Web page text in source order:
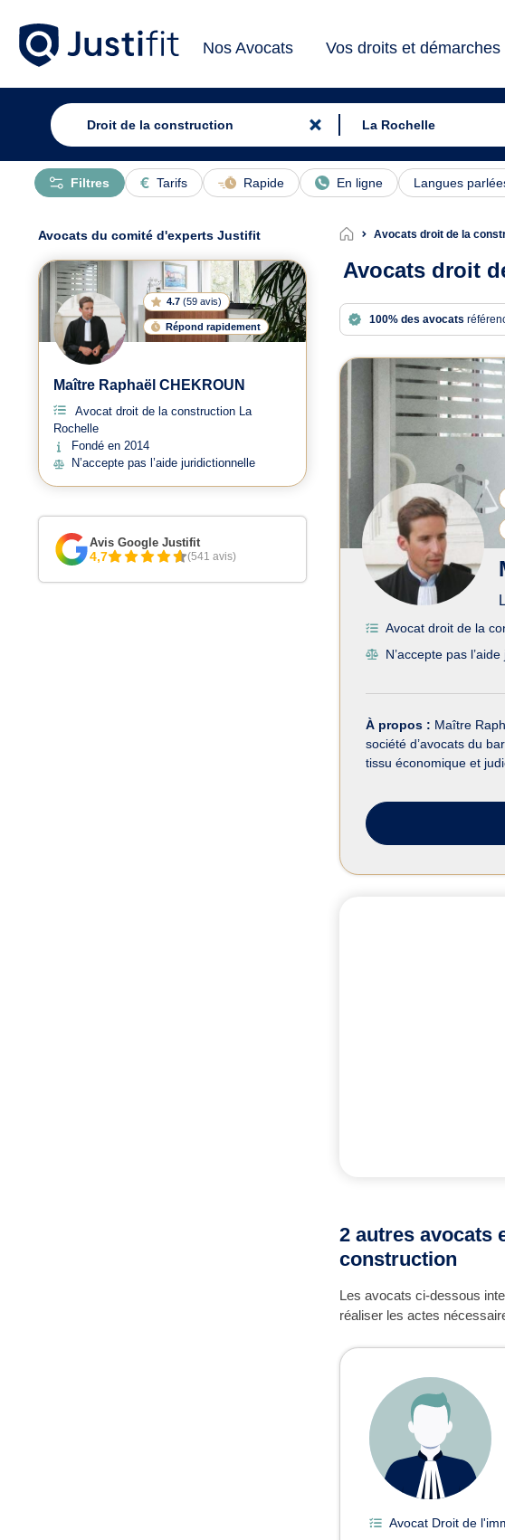
Nos Avocats Vos droits et démarches
Tarifs Rapide En ligne Langues
Filtres
Avocats droit de la
Avocats droit
100% des avocats
Avocats
Avocat droit de la
N’accepte pas
À propos : Maître
société d’avocats du
tissu économique et
2 autres avocats
construction
Les avocats ci-dessous
réaliser les actes
Avocat Droit de
Avocats du comité d'experts Justifit
4.7 (59 avis)
Répond rapidement
Maître Raphaël CHEKROUN
Avocat droit de la construction La
Rochelle
Fondé en 2014
N’accepte pas l’aide juridictionnelle
Avis Google Justifit
4,7 (541 avis)